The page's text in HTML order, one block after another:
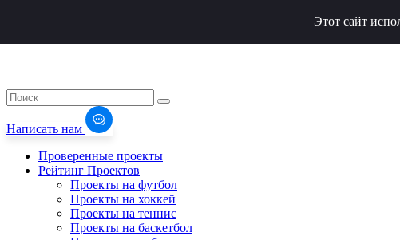
Написать нам
Проверенные проекты
Рейтинг Проектов
Проекты на футбол
Проекты на хоккей
Проекты на теннис
Проекты на баскетбол
Этот сайт